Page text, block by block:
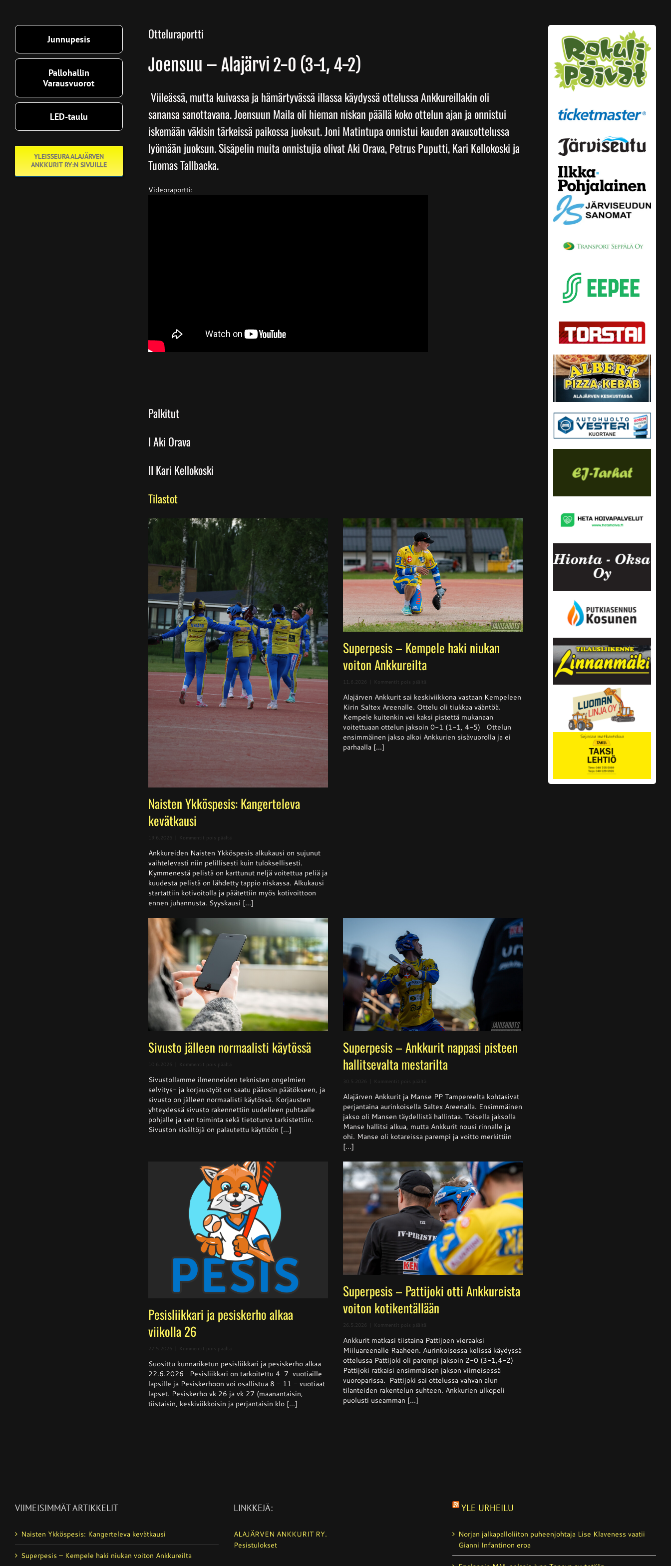
Junnupesis
Pallohallin
Varausvuorot
LED-taulu
YLEISSEURA ALAJÄRVEN
ANKKURIT RY:N SIVUILLE
Otteluraportti
Joensuu – Alajärvi 2-0 (3-1, 4-2)
Viileässä, mutta kuivassa ja hämärtyvässä illassa käydyssä ottelussa Ankkureillakin oli
sanansa sanottavana. Joensuun Maila oli hieman niskan päällä koko ottelun ajan ja onnistui
iskemään väkisin tärkeissä paikossa juoksut. Joni Matintupa onnistui kauden avausottelussa
lyömään juoksun. Sisäpelin muita onnistujia olivat Aki Orava, Petrus Puputti, Kari Kellokoski ja
Tuomas Tallbacka.
Videoraportti:
Palkitut
I Aki Orava
II Kari Kellokoski
Tilastot
Naisten Ykköspesis: Kangerteleva
kevätkausi
19.6.2026 Kommentit pois päältä
Ykköspesis:
Kangerteleva
kevätkausi
Ankkureiden Naisten Ykköspesis alkukausi on sujunut
vaihtelevasti niin pelillisesti kuin tuloksellisesti.
Kymmenestä pelistä on karttunut neljä voitettua peliä ja
kuudesta pelistä on lähdetty tappio niskassa. Alkukausi
startattiin kotivoitolla ja päätettiin myös kotivoittoon
ennen juhannusta. Syyskausi [...]
Superpesis – Kempele haki niukan
voiton Ankkureilta
11.6.2026 Kommentit pois päältä
–
Kempele
haki
niukan
voiton
Ankkureilta
Alajärven Ankkurit sai keskiviikkona vastaan Kempeleen
Kirin Saltex Areenalle. Ottelu oli tiukkaa vääntöä.
Kempele kuitenkin vei kaksi pistettä mukanaan
voitettuaan ottelun jaksoin 0-1 (1-1, 4-5) Ottelun
ensimmäinen jakso alkoi Ankkurien sisävuorolla ja ei
parhaalla [...]
Sivusto jälleen normaalisti käytössä
10.6.2026 Kommentit pois päältä
jälleen
normaalisti
käytössä
Sivustollamme ilmenneiden teknisten ongelmien
selvitys- ja korjaustyöt on saatu pääosin päätökseen, ja
sivusto on jälleen normaalisti käytössä. Korjausten
yhteydessä sivusto rakennettiin uudelleen puhtaalle
pohjalle ja sen toiminta sekä tietoturva tarkistettiin.
Sivuston sisältöjä on palautettu käyttöön [...]
Superpesis – Ankkurit nappasi pisteen
hallitsevalta mestarilta
30.5.2026 Kommentit pois päältä
–
Ankkurit
nappasi
pisteen
hallitsevalta
Alajärven Ankkurit ja Manse PP Tampereelta kohtasivat
perjantaina aurinkoisella Saltex Areenalla. Ensimmäinen
jakso oli Mansen täydellistä hallintaa. Toisella jaksolla
Manse hallitsi alkua, mutta Ankkurit nousi rinnalle ja
ohi. Manse oli kotareissa parempi ja voitto merkittiin
[...]
Pesisliikkari ja pesiskerho alkaa
viikolla 26
27.5.2026 Kommentit pois päältä
ja
pesiskerho
alkaa
viikolla
26
Suosittu kunnariketun pesisliikkari ja pesiskerho alkaa
22.6.2026 Pesisliikkari on tarkoitettu 4-7-vuotiaille
lapsille ja Pesiskerhoon voi osallistua 8 - 11 - vuotiaat
lapset. Pesiskerho vk 26 ja vk 27 (maanantaisin,
tiistaisin, keskiviikkoisin ja perjantaisin klo [...]
Superpesis – Pattijoki otti Ankkureista
voiton kotikentällään
26.5.2026 Kommentit pois päältä
–
Pattijoki
otti
Ankkureista
voiton
kotikentällään
Ankkurit matkasi tiistaina Pattijoen vieraaksi
Miiluareenalle Raaheen. Aurinkoisessa kelissä käydyssä
ottelussa Pattijoki oli parempi jaksoin 2-0 (3-1,4-2)
Pattijoki ratkaisi ensimmäisen jakson viimeisessä
vuoroparissa. Pattijoki sai ottelussa vahvan alun
tilanteiden rakentelun suhteen. Ankkurien ulkopeli
puolusti useamman [...]
VIIMEISIMMÄT ARTIKKELIT
Naisten Ykköspesis: Kangerteleva kevätkausi
Superpesis – Kempele haki niukan voiton Ankkureilta
LINKKEJÄ:
ALAJÄRVEN ANKKURIT RY.
Pesistulokset
YLE URHEILU
Norjan jalkapalloliiton puheenjohtaja Lise Klaveness vaatii
Gianni Infantinon eroa